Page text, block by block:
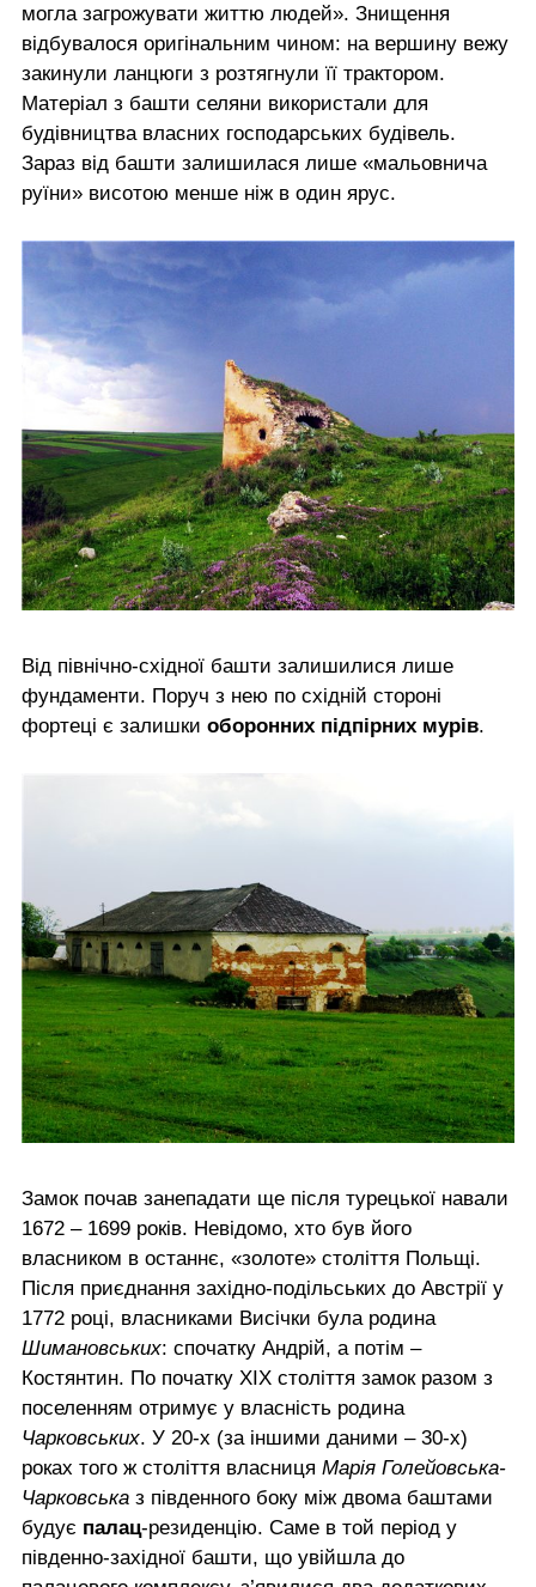
могла загрожувати життю людей». Знищення
відбувалося оригінальним чином: на вершину вежу
закинули ланцюги з розтягнули її трактором.
Матеріал з башти селяни використали для
будівництва власних господарських будівель.
Зараз від башти залишилася лише «мальовнича
руїни» висотою менше ніж в один ярус.
Від північно-східної башти залишилися лише
фундаменти. Поруч з нею по східній стороні
фортеці є залишки оборонних підпірних мурів.
Замок почав занепадати ще після турецької навали
1672 – 1699 років. Невідомо, хто був його
власником в останнє, «золоте» століття Польщі.
Після приєднання західно-подільських до Австрії у
1772 році, власниками Висічки була родина
Шимановських: спочатку Андрій, а потім –
Костянтин. По початку ХІХ століття замок разом з
поселенням отримує у власність родина
Чарковських. У 20-х (за іншими даними – 30-х)
роках того ж століття власниця Марія Голейовська-
Чарковська з південного боку між двома баштами
будує палац-резиденцію. Саме в той період у
південно-західної башти, що увійшла до